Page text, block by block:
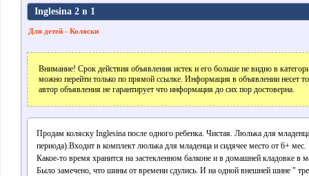
Inglesina 2 в 1
Для детей - Коляски
Внимание! Срок действия объявления истек и его больше не видно в
можно перейти только по прямой ссылке. Информация в объявлении несет
автор объявления не гарантирует что информация до сих пор достоверна.
Продам коляску Inglesina после одного ребенка. Чистая. Люлька для
периода).Входит в комплект люлька для младенца и сидячее место от 6+ мес.
Какое-то время хранится на застекленном балконе и в домашней кладовке в
Было замечено, что шины от времени сдулись. И на одной внешней шине "